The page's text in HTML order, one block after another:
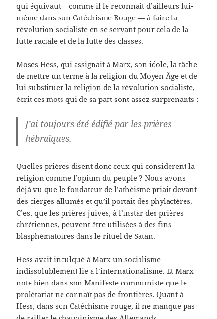
qui équivaut – comme il le reconnaît d’ailleurs lui-
même dans son Catéchisme Rouge — à faire la
révolution socialiste en se servant pour cela de la
lutte raciale et de la lutte des classes.
Moses Hess, qui assignait à Marx, son idole, la tâche
de mettre un terme à la religion du Moyen Âge et de
lui substituer la religion de la révolution socialiste,
écrit ces mots qui de sa part sont assez surprenants :
J’ai toujours été édifié par les prières
hébraïques.
Quelles prières disent donc ceux qui considèrent la
religion comme l’opium du peuple ? Nous avons
déjà vu que le fondateur de l’athéisme priait devant
des cierges allumés et qu’il portait des phylactères.
C’est que les prières juives, à l’instar des prières
chrétiennes, peuvent être utilisées à des fins
blasphématoires dans le rituel de Satan.
Hess avait inculqué à Marx un socialisme
indissolublement lié à l’internationalisme. Et Marx
note bien dans son Manifeste communiste que le
prolétariat ne connaît pas de frontières. Quant à
Hess, dans son Catéchisme rouge, il ne manque pas